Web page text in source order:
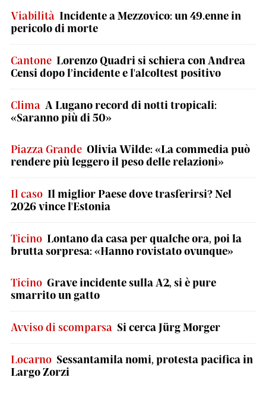
Viabilità Incidente a Mezzovico: un 49.enne in
pericolo di morte
Cantone Lorenzo Quadri si schiera con Andrea
Censi dopo l’incidente e l'alcoltest positivo
Clima A Lugano record di notti tropicali:
«Saranno più di 50»
Piazza Grande Olivia Wilde: «La commedia può
rendere più leggero il peso delle relazioni»
Il caso Il miglior Paese dove trasferirsi? Nel
2026 vince l'Estonia
Ticino Lontano da casa per qualche ora, poi la
brutta sorpresa: «Hanno rovistato ovunque»
Ticino Grave incidente sulla A2, si è pure
smarrito un gatto
Avviso di scomparsa Si cerca Jürg Morger
Locarno Sessantamila nomi, protesta pacifica in
Largo Zorzi